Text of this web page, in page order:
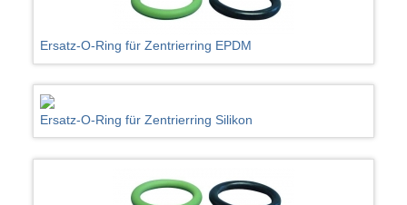
Ersatz-O-Ring für Zentrierring EPDM
Ersatz-O-Ring für Zentrierring Silikon